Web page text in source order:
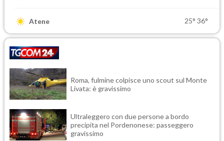
Atene 25° 36°
Roma, fulmine colpisce uno scout sul Monte
Livata: è gravissimo
Ultraleggero con due persone a bordo
precipita nel Pordenonese: passeggero
gravissimo